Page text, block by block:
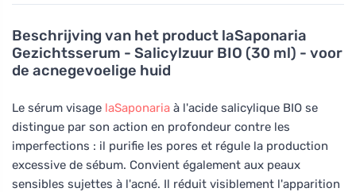
Beschrijving van het product laSaponaria
Gezichtsserum - Salicylzuur BIO (30 ml) - voor
de acnegevoelige huid
Le sérum visage laSaponaria à l'acide salicylique BIO se
distingue par son action en profondeur contre les
imperfections : il purifie les pores et régule la production
excessive de sébum. Convient également aux peaux
sensibles sujettes à l'acné. Il réduit visiblement l'apparition